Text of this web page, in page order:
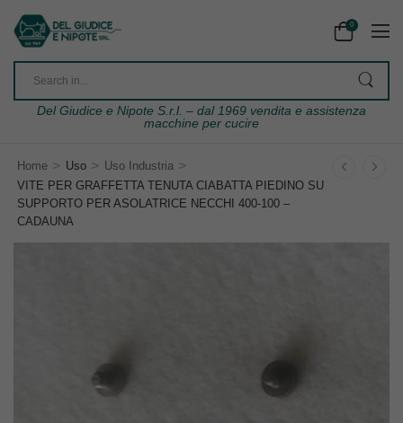
0
Del Giudice e Nipote S.r.l. – dal 1969 vendita e assistenza
macchine per cucire
Home > Uso > Uso Industria >
VITE PER GRAFFETTA TENUTA CIABATTA PIEDINO SU
SUPPORTO PER ASOLATRICE NECCHI 400-100 –
CADAUNA